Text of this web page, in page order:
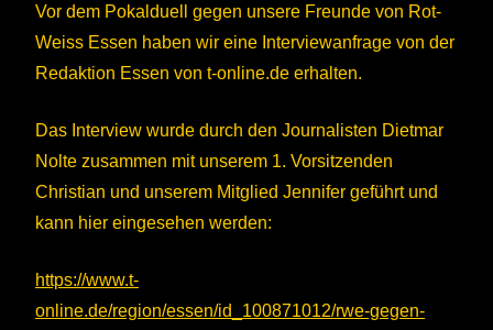
Vor dem Pokalduell gegen unsere Freunde von Rot-
Weiss Essen haben wir eine Interviewanfrage von der
Redaktion Essen von t-online.de erhalten.
Das Interview wurde durch den Journalisten Dietmar
Nolte zusammen mit unserem 1. Vorsitzenden
Christian und unserem Mitglied Jennifer geführt und
kann hier eingesehen werden:
https://www.t-
online.de/region/essen/id_100871012/rwe-gegen-